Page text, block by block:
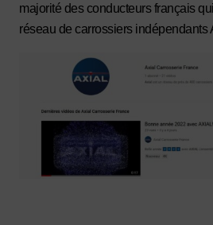
majorité des conducteurs français
réseau de carrossiers indépendants